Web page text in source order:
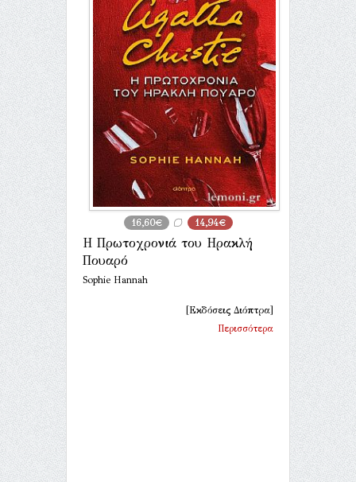
16,60€ 14,94€
Η Πρωτοχρονιά του Ηρακλή
Πουαρό
Sophie Hannah
[Εκδόσεις Διόπτρα]
Περισσότερα